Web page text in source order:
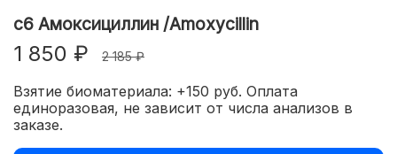
c6 Амоксициллин /Amoxycillin
1 850 ₽ 2 185 ₽
Взятие биоматериала: +150 руб. Оплата
единоразовая, не зависит от числа анализов в
заказе.